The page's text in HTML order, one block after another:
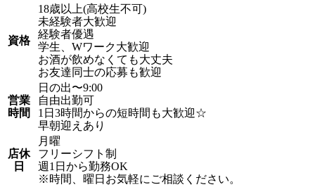
資格
18歳以上(高校生不可)
未経験者大歓迎
経験者優遇
学生、Wワーク大歓迎
お酒が飲めなくても大丈夫
お友達同士の応募も歓迎
営業
時間
日の出〜9:00
自由出勤可
1日3時間からの短時間も大歓迎☆
早朝迎えあり
店休
日
月曜
フリーシフト制
週1日から勤務OK
※時間、曜日お気軽にご相談ください。